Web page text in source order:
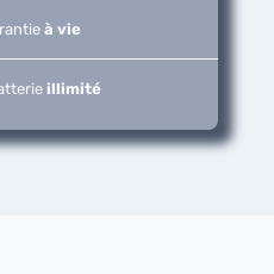
à vie
illimité